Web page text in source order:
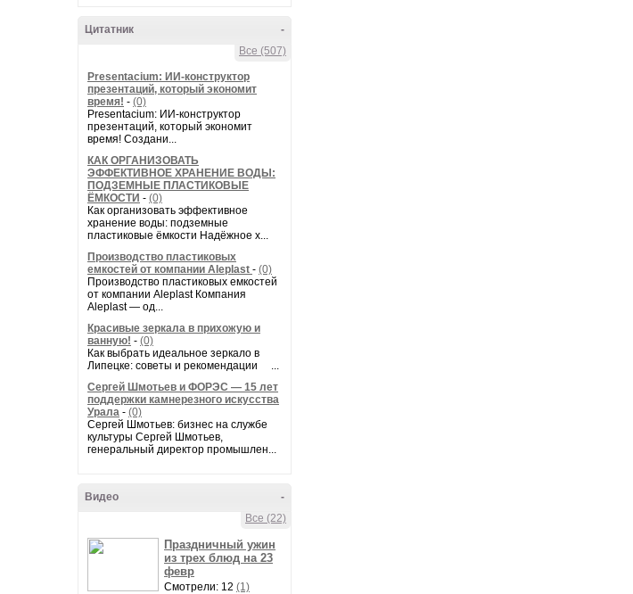
-
Цитатник
Все (507)
Presentacium: ИИ‑конструктор
презентаций, который экономит
время! - (0)
Presentacium: ИИ‑конструктор
презентаций, который экономит
время! Создани...
КАК ОРГАНИЗОВАТЬ
ЭФФЕКТИВНОЕ ХРАНЕНИЕ ВОДЫ:
ПОДЗЕМНЫЕ ПЛАСТИКОВЫЕ
ЁМКОСТИ - (0)
Как организовать эффективное
хранение воды: подземные
пластиковые ёмкости Надёжное х...
Производство пластиковых
емкостей от компании Aleplast - (0)
Производство пластиковых емкостей
от компании Aleplast Компания
Aleplast — од...
Красивые зеркала в прихожую и
ванную! - (0)
Как выбрать идеальное зеркало в
Липецке: советы и рекомендации ...
Сергей Шмотьев и ФОРЭС — 15 лет
поддержки камнерезного искусства
Урала - (0)
Сергей Шмотьев: бизнес на службе
культуры Сергей Шмотьев,
генеральный директор промышлен...
-
Видео
Все (22)
Праздничный ужин
из трех блюд на 23
февр
Смотрели: 12 (1)